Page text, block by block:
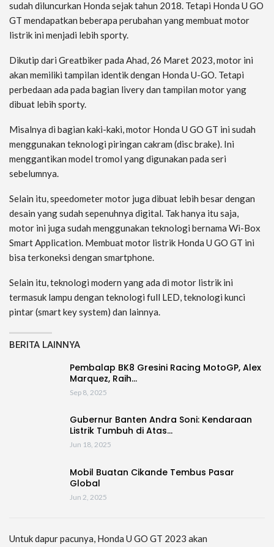
sudah diluncurkan Honda sejak tahun 2018. Tetapi Honda U GO
GT mendapatkan beberapa perubahan yang membuat motor
listrik ini menjadi lebih sporty.
Dikutip dari Greatbiker pada Ahad, 26 Maret 2023, motor ini
akan memiliki tampilan identik dengan Honda U-GO. Tetapi
perbedaan ada pada bagian livery dan tampilan motor yang
dibuat lebih sporty.
Misalnya di bagian kaki-kaki, motor Honda U GO GT ini sudah
menggunakan teknologi piringan cakram (disc brake). Ini
menggantikan model tromol yang digunakan pada seri
sebelumnya.
Selain itu, speedometer motor juga dibuat lebih besar dengan
desain yang sudah sepenuhnya digital. Tak hanya itu saja,
motor ini juga sudah menggunakan teknologi bernama Wi-Box
Smart Application. Membuat motor listrik Honda U GO GT ini
bisa terkoneksi dengan smartphone.
Selain itu, teknologi modern yang ada di motor listrik ini
termasuk lampu dengan teknologi full LED, teknologi kunci
pintar (smart key system) dan lainnya.
BERITA LAINNYA
Pembalap BK8 Gresini Racing MotoGP, Alex
Marquez, Raih…
Sep 8, 2025
Gubernur Banten Andra Soni: Kendaraan
Listrik Tumbuh di Atas…
Jun 18, 2025
Mobil Buatan Cikande Tembus Pasar
Global
Jun 2, 2025
Untuk dapur pacunya, Honda U GO GT 2023 akan